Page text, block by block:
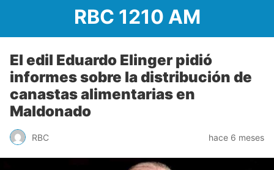
RBC 1210 AM
El edil Eduardo Elinger pidió
informes sobre la distribución de
canastas alimentarias en
Maldonado
RBC hace 6 meses